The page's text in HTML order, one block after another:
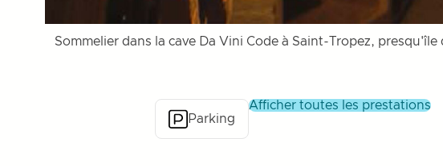
Sommelier dans la cave Da Vini Code à Saint-Tropez, presqu'île
Parking
afficher toutes les prestations